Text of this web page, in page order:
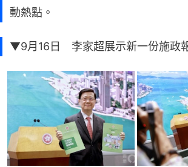
動熱點。
▼9月16日 李家超展示新一份施政